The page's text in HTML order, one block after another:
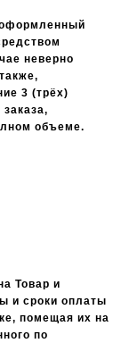
неверно
3 (трёх)
объеме.
Товар и
и сроки оплаты
помещая их на
по